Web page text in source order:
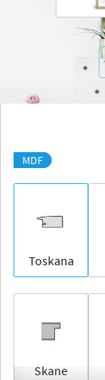
MDF
Toskana
Skane